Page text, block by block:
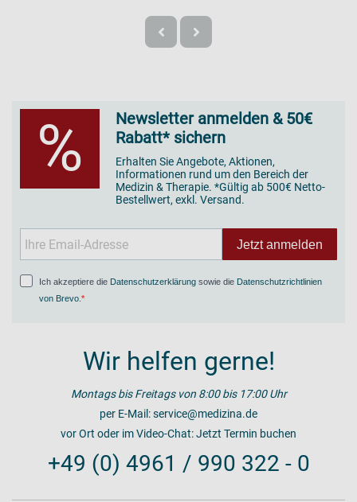
%
Newsletter anmelden & 50€
Rabatt* sichern
Erhalten Sie Angebote, Aktionen,
Informationen rund um den Bereich der
Medizin & Therapie. *Gültig ab 500€ Netto-
Bestellwert, exkl. Versand.
Jetzt anmelden
Ich akzeptiere die Datenschutzerklärung sowie die Datenschutzrichtlinien
von Brevo
Wir helfen gerne!
Montags bis Freitags von 8:00 bis 17:00 Uhr
per E-Mail:service@medizina.de
vor Ort oder im Video-Chat:Jetzt Termin buchen
+49 (0) 4961 / 990 322 - 0